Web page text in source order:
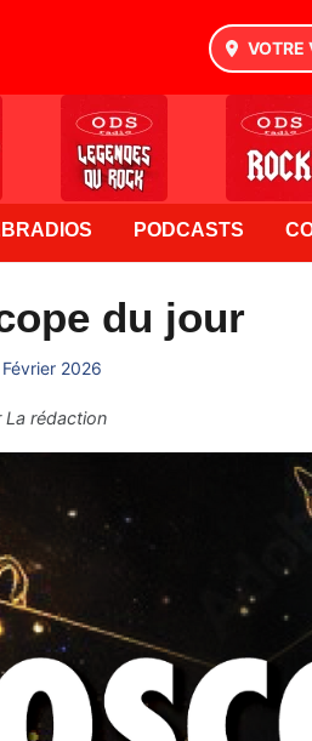
VOTRE
PODCASTS
du jour
2026
La rédaction